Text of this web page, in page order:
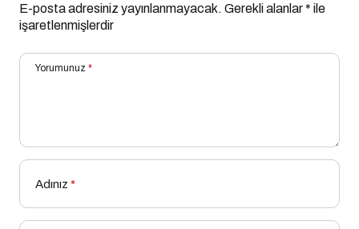
E-posta adresiniz yayınlanmayacak. Gerekli alanlar* ile
işaretlenmişlerdir
Yorumunuz *
Adınız *